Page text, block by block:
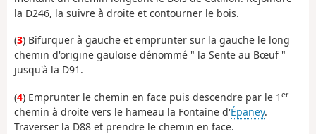
la D246, la suivre à droite et contourner le bois.
(3) Bifurquer à gauche et emprunter sur la gauche le long
chemin d'origine gauloise dénommé " la Sente au Bœuf "
jusqu'à la D91.
(4) Emprunter le chemin en face puis descendre par le 1 er
chemin à droite vers le hameau la Fontaine d'Épaney.
Traverser la D88 et prendre le chemin en face.